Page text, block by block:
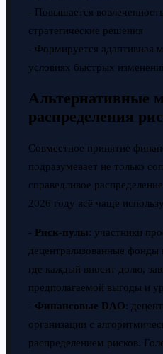
- Повышается
стратегические решения
- Формируется адаптивная
условиях быстрых
Альтернативные
распределения
Совместное принятие
подразумевает не только
справедливое
2026 году всё чаще
- Риск-пулы: участники
децентрализованные фонды
где каждый вносит долю,
предполагаемой выгоды и
- Финансовые DAO:
организации с
распределением рисков.